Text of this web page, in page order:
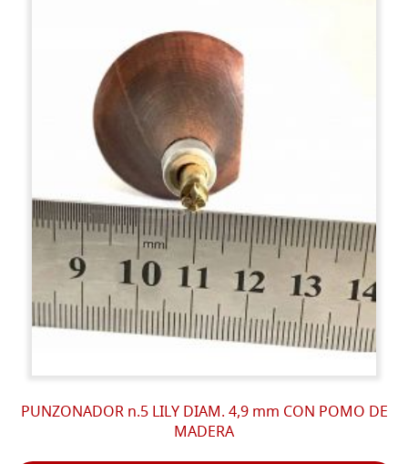
PUNZONADOR n.5 LILY DIAM. 4,9 mm CON POMO DE
MADERA